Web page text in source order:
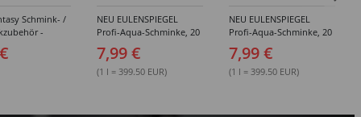
Schmink- /
-
NEU EULENSPIEGEL
Profi-Aqua-Schminke, 20
Grau-Töne -
Verschiedene Farben
7,99 €
(1 l = 399.50 EUR)
NEU EULENSPIEGEL
Profi-Aqua-Schminke, 20
Verschiedene Farben
7,99 €
(1 l = 399.50 EUR)